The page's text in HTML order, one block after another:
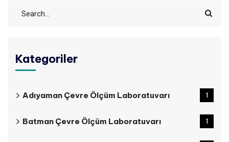
Kategoriler
Adıyaman Çevre Ölçüm Laboratuvarı 1
Batman Çevre Ölçüm Laboratuvarı 1